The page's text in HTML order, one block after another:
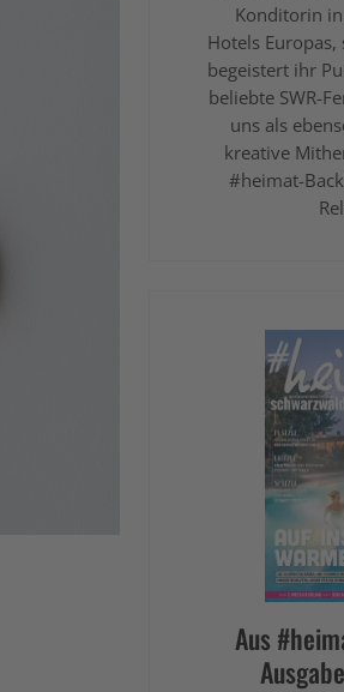
Konditorin
Hotels
begeistert ihr
beliebte SWR-
uns als
kreative
#heimat-
Aus